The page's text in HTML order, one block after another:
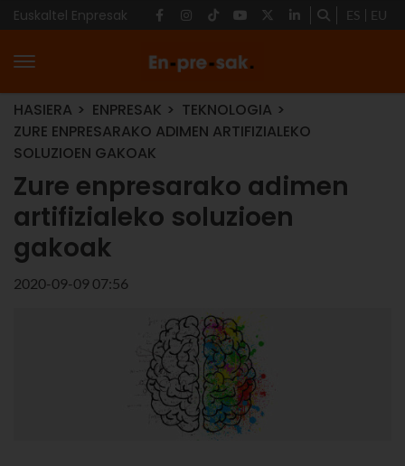
Euskaltel Enpresak ES EU
HASIERA ENPRESAK
TEKNOLOGIA
ZURE ENPRESARAKO ADIMEN ARTIFIZIALEKO
SOLUZIOEN GAKOAK
Zure enpresarako adimen
artifizialeko soluzioen
gakoak
2020-09-09 07:56